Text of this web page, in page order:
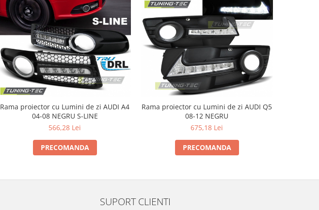
Rama proiector cu Lumini de zi AUDI A4
04-08 NEGRU S-LINE
566,28 Lei
PRECOMANDA
Rama proiector cu Lumini de zi AUDI Q5
08-12 NEGRU
675,18 Lei
PRECOMANDA
SUPORT CLIENTI